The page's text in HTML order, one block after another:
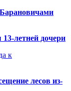
Барановичами
летней дочери
к
лесов из-